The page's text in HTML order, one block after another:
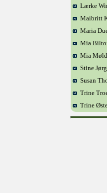
Lærke
Maibritt
Maria
Mia
Mia
Stine
Susan
Trine
Trine